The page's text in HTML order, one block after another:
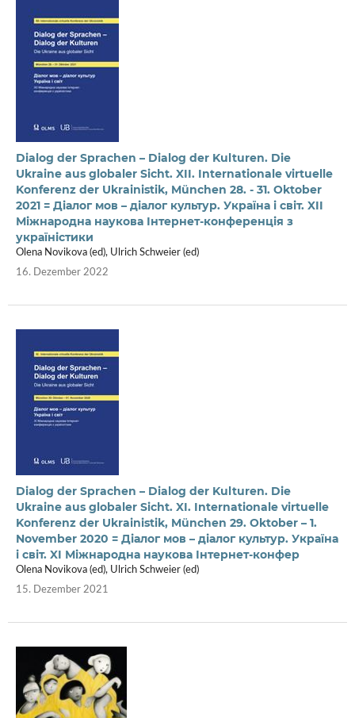
Dialog der Sprachen – Dialog der Kulturen. Die
Ukraine aus globaler Sicht. XII. Internationale virtuelle
Konferenz der Ukrainistik, München 28. - 31. Oktober
2021 = Діалог мов – діалог культур. Україна і світ. XII
Міжнародна наукова Інтернет-конференція з
україністики
Olena Novikova (ed), Ulrich Schweier (ed)
16. Dezember 2022
Dialog der Sprachen – Dialog der Kulturen. Die
Ukraine aus globaler Sicht. XI. Internationale virtuelle
Konferenz der Ukrainistik, München 29. Oktober – 1.
November 2020 = Діалог мов – діалог культур. Україна
і світ. XI Міжнародна наукова Інтернет-конфер
Olena Novikova (ed), Ulrich Schweier (ed)
15. Dezember 2021